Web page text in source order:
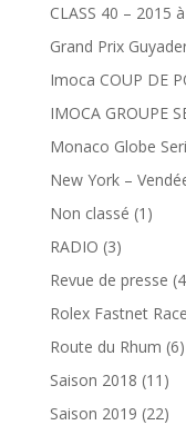
CLASS 40 – 2015
Grand Prix
Imoca COUP DE
IMOCA GROUPE
Monaco Globe
New York –
Non classé (1)
RADIO (3)
Revue de presse
Rolex Fastnet Race
Route du Rhum (6)
Saison 2018 (11)
Saison 2019 (22)